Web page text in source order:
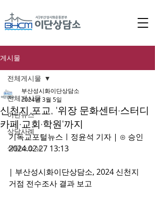
게시물
전체게시물
이단뉴스
상담사례
상담소소식
전체게시물
신천지 포교, '위장 문화센터·스터디
카페·교회·학원'까지
부산성시화이단상담소
2024년 3월 5일
기독교포털뉴스ㅣ정윤석 기자 | ⊙ 승인
2024.02.27 13:13
| 부산성시화이단상담소, 2024 신천지
거점 전수조사 결과 보고